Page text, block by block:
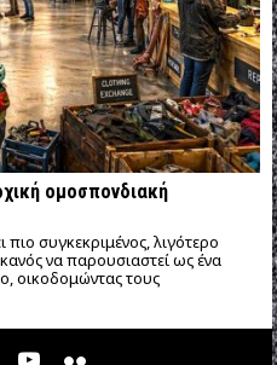
ομοσπονδιακή
πιο συγκεκριμένος, λιγότερο
να παρουσιαστεί ως ένα
οικοδομώντας τους